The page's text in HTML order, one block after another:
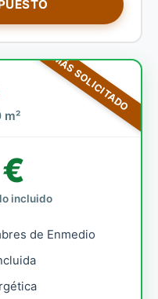
MÁS SOLICITADO
m²
incluido
de Enmedio